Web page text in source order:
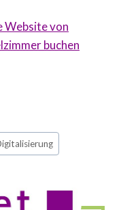
Website von
buchen